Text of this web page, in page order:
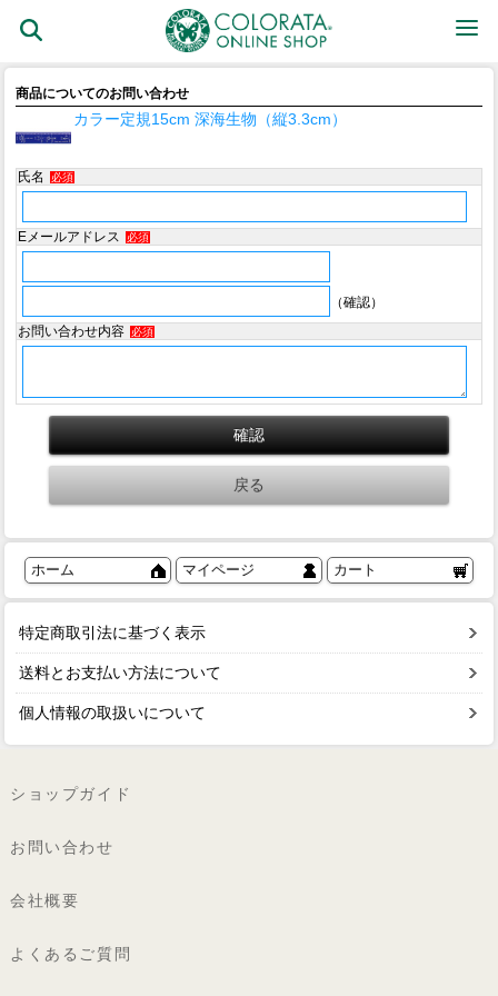
商品についてのお問い合わせ
カラー定規15cm 深海生物（縦3.3cm）
氏名 必須
Eメールアドレス 必須
（確認）
お問い合わせ内容 必須
ホーム マイページ カート
特定商取引法に基づく表示
送料とお支払い方法について
個人情報の取扱いについて
ショップガイド
お問い合わせ
会社概要
よくあるご質問